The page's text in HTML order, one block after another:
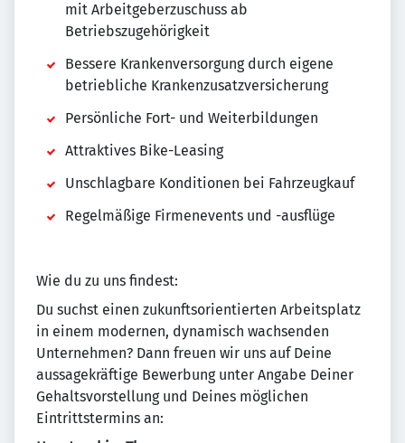
mit Arbeitgeberzuschuss ab
Betriebszugehörigkeit
Bessere Krankenversorgung durch eigene
betriebliche Krankenzusatzversicherung
Persönliche Fort- und Weiterbildungen
Attraktives Bike-Leasing
Unschlagbare Konditionen bei Fahrzeugkauf
Regelmäßige Firmenevents und -ausflüge
Wie du zu uns findest:
Du suchst einen zukunftsorientierten Arbeitsplatz
in einem modernen, dynamisch wachsenden
Unternehmen? Dann freuen wir uns auf Deine
aussagekräftige Bewerbung unter Angabe Deiner
Gehaltsvorstellung und Deines möglichen
Eintrittstermins an: